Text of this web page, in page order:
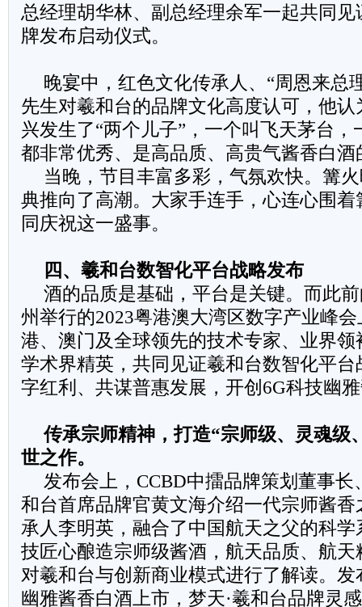
总经理胡华林、副总经理余军一起共同见
牌发布启动仪式。
晚宴中，红色文化传承人、“周恩来总
先生对羲和台的品牌文化高度认可，他认
兴发生了“两个儿子”，一个叫飞天茅台
都非常优秀、是高品质、高贵气酱香白酒
当晚，节目丰富多彩，气氛欢快。篝
典推向了高潮。大家手连手，心连心围
同庆祝这一盛事。
四、羲和台数智化平台战略发布
酒的品质是基础，平台是关键。而此
州举行的2023粤港澳大湾区数字产业峰
港、澳门及全球领先的技术专家、业界
学术界精英，共同见证羲和台数智化平
字红利、共谋普惠发展，开创6G科技幽
传承宗师精神，打造“宗师级、灵魂级
世之作。
发布会上，CCBD中擂品牌策划董事
和台首席品牌官黄文海介绍一代宗师酱
承人李明英，融合了中国航天之父的科
技匠心酿造宗师级酱酒，航天品质、航
对羲和台与创新商业模式进行了解读。发
幽雅酱香白酒上市，梦天·羲和台品牌灵